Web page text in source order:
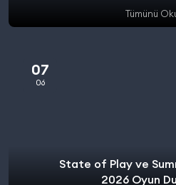
başla.
Tümünü
07
06
State of Play ve
2026 Oyun